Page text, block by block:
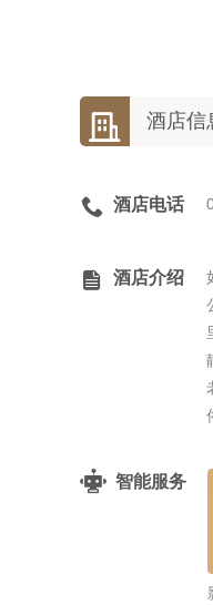
 酒店信
 酒店电话
 酒店介绍
智能服务